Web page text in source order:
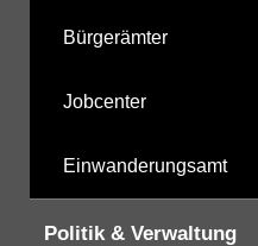
Bürgerämter
Jobcenter
Einwanderungsamt
Politik & Verwaltung